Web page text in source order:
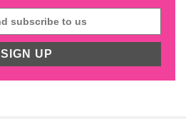
SIGN UP